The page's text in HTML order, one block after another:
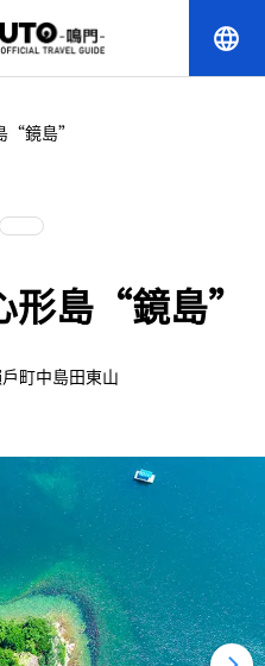
language
“鏡島”
形島“鏡島”
町中島田東山